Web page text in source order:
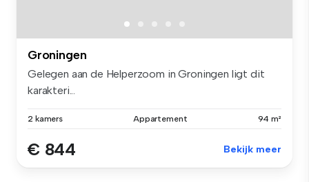
Groningen
Gelegen aan de Helperzoom in Groningen ligt dit
karakteri...
2 kamers Appartement 94 m²
€ 844 Bekijk meer